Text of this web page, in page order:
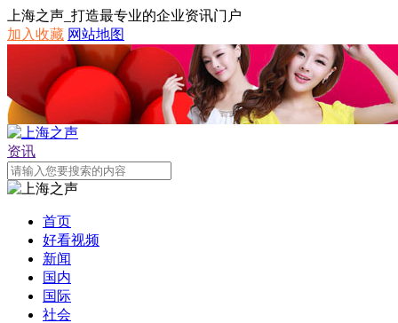
上海之声_打造最专业的企业资讯门户
加入收藏 网站地图
资讯
首页
好看视频
新闻
国内
国际
社会